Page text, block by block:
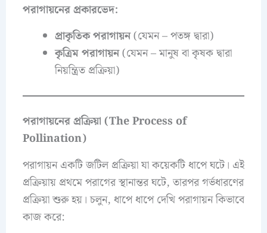
পরাগায়নের প্রকারভেদ:
প্রাকৃতিক পরাগায়ন(যেমন – পতঙ্গ দ্বারা)
কৃত্রিম পরাগায়ন(যেমন – মানুষ বা কৃষক দ্বারা
নিয়ন্ত্রিত প্রক্রিয়া)
পরাগায়নের প্রক্রিয়া (The Process of
Pollination)
পরাগায়ন একটি জটিল প্রক্রিয়া যা কয়েকটি ধাপে ঘটে। এই
প্রক্রিয়ায় প্রথমে পরাগের স্থানান্তর ঘটে, তারপর গর্ভধারণের
প্রক্রিয়া শুরু হয়। চলুন, ধাপে ধাপে দেখি পরাগায়ন কিভাবে
কাজ করে: